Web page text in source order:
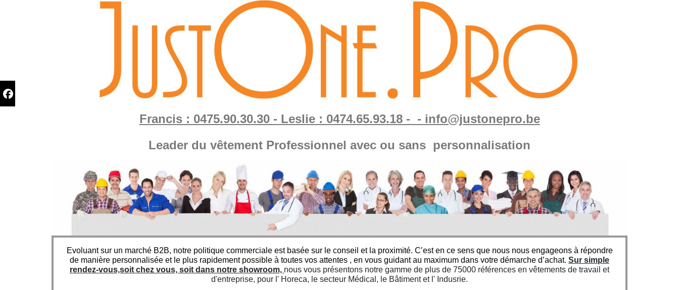
Francis : 0475.90.30.30 - Leslie : 0474.65.93.18 - - info@justonepro.be
Leader du vêtement Professionnel avec ou sans personnalisation
Evoluant sur un marché B2B, notre politique commerciale est basée sur le conseil et la proximité. C’est en ce sens que nous nous engageons à répondre
de manière personnalisée et le plus rapidement possible à toutes vos attentes , en vous guidant au maximum dans votre démarche d’achat. Sur simple
rendez-vous,soit chez vous, soit dans notre showroom, nous vous présentons notre gamme de plus de 75000 références en vêtements de travail et
d'entreprise, pour l' Horeca, le secteur Médical, le Bâtiment et l' Indusrie.